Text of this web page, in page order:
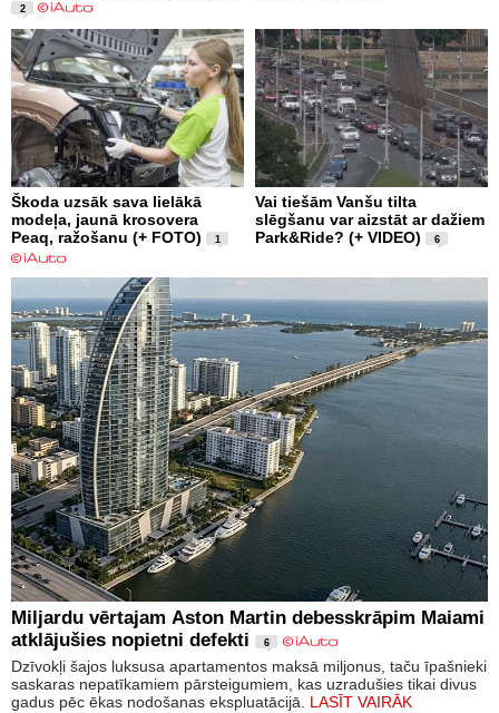
2
Škoda uzsāk sava lielākā
modeļa, jaunā krosovera
Peaq, ražošanu (+ FOTO)
1
Vai tiešām Vanšu tilta
slēgšanu var aizstāt ar dažiem
Park&Ride? (+ VIDEO)
6
Miljardu vērtajam Aston Martin debesskrāpim Maiami
atklājušies nopietni defekti
6
Dzīvokļi šajos luksusa apartamentos maksā miljonus, taču īpašnieki
saskaras nepatīkamiem pārsteigumiem, kas uzradušies tikai divus
gadus pēc ēkas nodošanas ekspluatācijā. LASĪT VAIRĀK